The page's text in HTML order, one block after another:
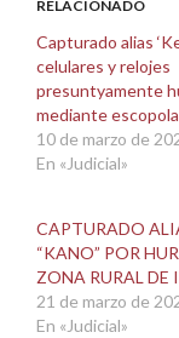
abre
una
ventana
nueva)
abre
una
nueva)
RELACIONADO
Capturado alias
celulares y relojes
presuntyamente
mediante
10 de marzo de
En «Judicial»
CAPTURADO
“KANO” POR
ZONA RURAL DE
21 de marzo de
En «Judicial»